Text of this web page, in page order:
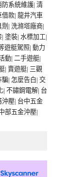
防系統維護| 清
借款| 龍井汽車
| 洗滌塔廠商|
| 塗裝| 水標加工|
遊艇駕照| 動力
動| 二手遊艇|
| 賣遊艇| 三觀
騙| 怎麼告白| 交
| 不鏽鋼電解| 台
沖壓| 台中五金
部五金沖壓|